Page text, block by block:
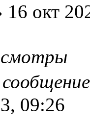
16 окт
09:26